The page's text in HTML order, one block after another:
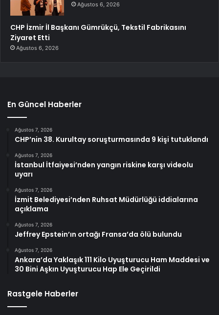
Ağustos 6, 2026
CHP İzmir İl Başkanı Gümrükçü, Tekstil Fabrikasını
Ziyaret Etti
Ağustos 6, 2026
En Güncel Haberler
Ağustos 7, 2026
CHP’nin 38. Kurultay soruşturmasında 9 kişi tutuklandı
Ağustos 7, 2026
İstanbul İtfaiyesi’nden yangın riskine karşı videolu
uyarı
Ağustos 7, 2026
İzmit Belediyesi’nden Ruhsat Müdürlüğü iddialarına
açıklama
Ağustos 7, 2026
Jeffrey Epstein’ın ortağı Fransa’da ölü bulundu
Ağustos 7, 2026
Ankara’da Yaklaşık 111 Kilo Uyuşturucu Ham Maddesi ve
30 Bini Aşkın Uyuşturucu Hap Ele Geçirildi
Rastgele Haberler